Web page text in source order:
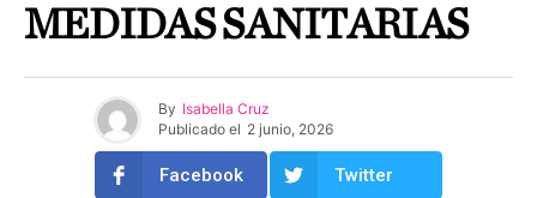
MEDIDAS SANITARIAS
By Isabella Cruz
Publicado el 2 junio, 2026
Facebook Twitter